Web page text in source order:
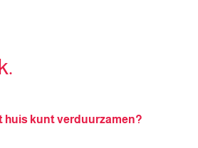
huis kunt verduurzamen?